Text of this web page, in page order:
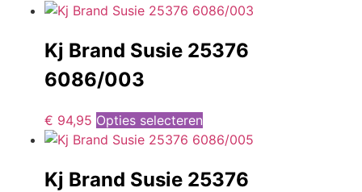
Kj Brand Susie 25376
6086/003
€ 94,95 Opties selecteren
Kj Brand Susie 25376